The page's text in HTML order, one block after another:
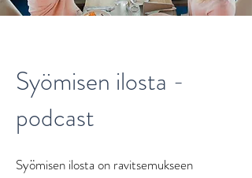
Syömisen ilosta -
podcast
Syömisen ilosta on ravitsemukseen